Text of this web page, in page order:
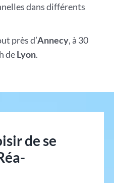
dans différents
près d’Annecy, à 30
deLyon.
de se